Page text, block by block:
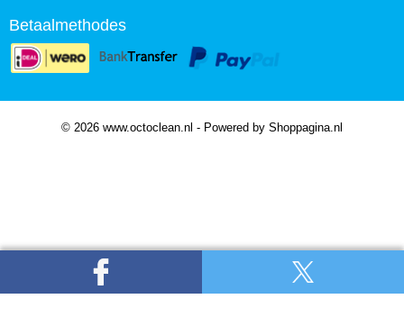
Betaalmethodes
© 2026 www.octoclean.nl - Powered by Shoppagina.nl